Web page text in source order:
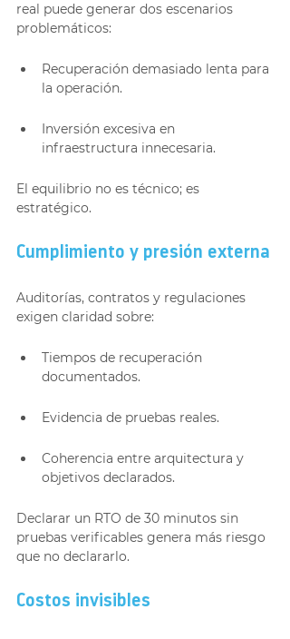
real puede generar dos escenarios
problemáticos:
Recuperación demasiado lenta para
la operación.
Inversión excesiva en
infraestructura innecesaria.
El equilibrio no es técnico; es
estratégico.
Cumplimiento y presión externa
Auditorías, contratos y regulaciones
exigen claridad sobre:
Tiempos de recuperación
documentados.
Evidencia de pruebas reales.
Coherencia entre arquitectura y
objetivos declarados.
Declarar un RTO de 30 minutos sin
pruebas verificables genera más riesgo
que no declararlo.
Costos invisibles